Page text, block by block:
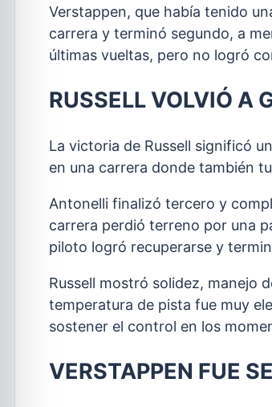
Verstappen, que había tenido
carrera y terminó segundo, a
últimas vueltas, pero no logró
RUSSELL VOLVIÓ A
La victoria de Russell significó
en una carrera donde también
Antonelli finalizó tercero y
carrera perdió terreno por una
piloto logró recuperarse y
Russell mostró solidez, manejo
temperatura de pista fue muy
sostener el control en los
VERSTAPPEN FUE